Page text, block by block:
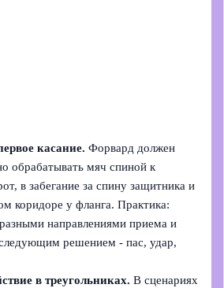
касание. Форвард должен
обрабатывать мяч спиной к
в забегание за спину защитника и
коридоре у фланга. Практика:
направлениями приема и
решением - пас, удар,
в треугольниках. В сценариях